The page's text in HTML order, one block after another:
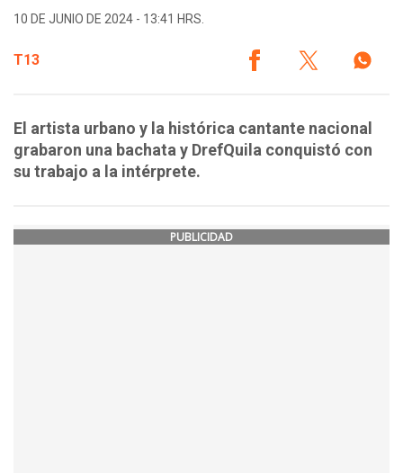
10 DE JUNIO DE 2024 - 13:41 HRS.
T13
El artista urbano y la histórica cantante nacional
grabaron una bachata y DrefQuila conquistó con
su trabajo a la intérprete.
PUBLICIDAD